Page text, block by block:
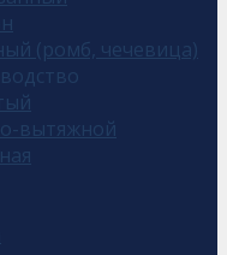
(ромб, чечевица)
вытяжной